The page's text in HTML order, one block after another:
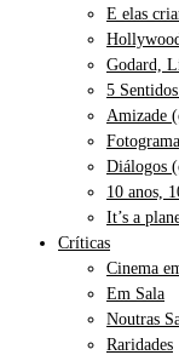
E elas
Godard,
5
Amizade
Diálogos
10 anos,
It’s a
Críticas
Cinema
Em Sala
Noutras
Raridades